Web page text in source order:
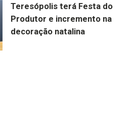
Teresópolis terá Festa do
Produtor e incremento na
decoração natalina